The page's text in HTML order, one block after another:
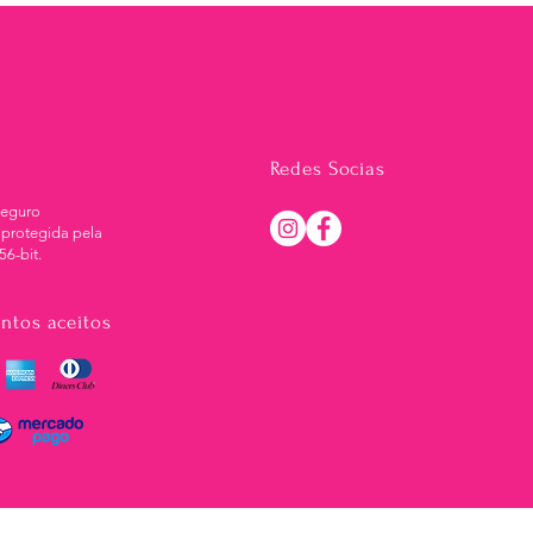
pela
bit.
aceitos
Redes Socias